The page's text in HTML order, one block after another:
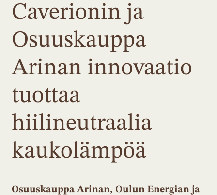
Caverionin ja
Osuuskauppa
Arinan innovaatio
tuottaa
hiilineutraalia
kaukolämpöä
Osuuskauppa Arinan, Oulun Energian ja